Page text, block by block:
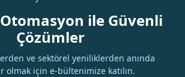
ile Güvenli
Çözümler
ve sektörel yeniliklerden anında
olmak için e-bültenimize katılın.